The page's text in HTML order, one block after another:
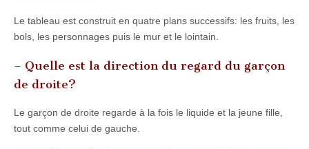
Le tableau est construit en quatre plans successifs: les fruits, les
bols, les personnages puis le mur et le lointain.
– Quelle est la direction du regard du garçon
de droite?
Le garçon de droite regarde à la fois le liquide et la jeune fille,
tout comme celui de gauche.